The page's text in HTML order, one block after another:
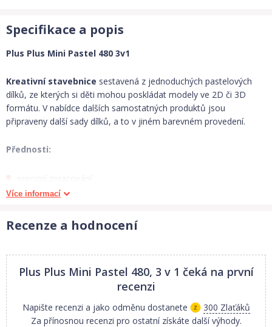
Specifikace a popis
Plus Plus Mini Pastel 480 3v1
Kreativní stavebnice sestavená z jednoduchých pastelových
dílků, ze kterých si děti mohou poskládat modely ve 2D či 3D
formátu. V nabídce dalších samostatných produktů jsou
připraveny další sady dílků, a to v jiném barevném provedení.
Přednosti:
kompatibilita s dalšími sadami
480 dílků v pastelových barvách 191x růžová, 90x bílá, 84x
žlutá, 68x modrá, 42x zelená, 5x fialová
Vyberte dětem některou ze stavebnic Mini Basic!
Více informací
Recenze a hodnocení
Plus Plus Mini Pastel 480, 3 v 1 čeká na první
recenzi
Napište recenzi a jako odměnu dostanete
300 Zlaťáků
Za přínosnou recenzi pro ostatní získáte další výhody.